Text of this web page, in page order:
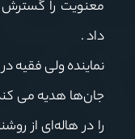
معنویت را
داد .
نماینده ولی فقیه
جان‌ها هدیه می
را در هاله‌ای از